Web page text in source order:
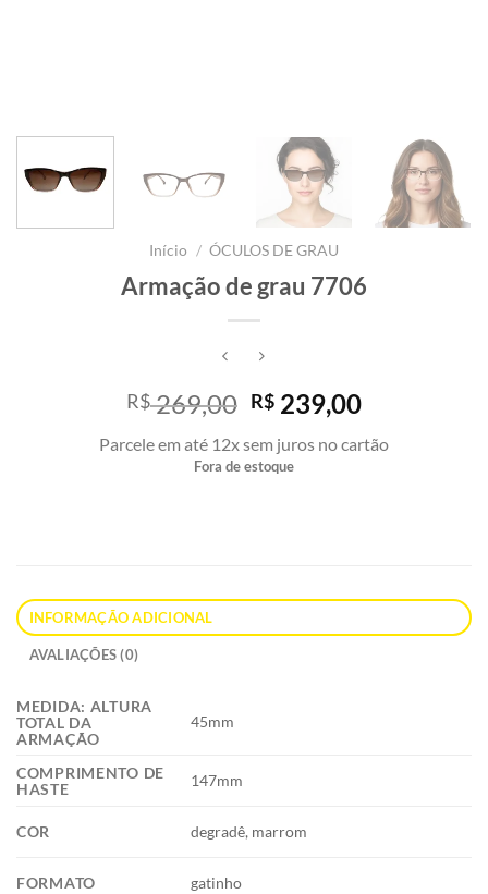
Início / ÓCULOS DE GRAU
Armação de grau 7706
R$269,00 O
original
era:
R$ 239,00O
atual
Parcele em até 12x sem juros no cartão
Fora de estoque
INFORMAÇÃO ADICIONAL
AVALIAÇÕES (0)
MEDIDA: ALTURA
TOTAL DA
ARMAÇÃO
45mm
COMPRIMENTO DE
HASTE
147mm
COR degradê, marrom
FORMATO gatinho